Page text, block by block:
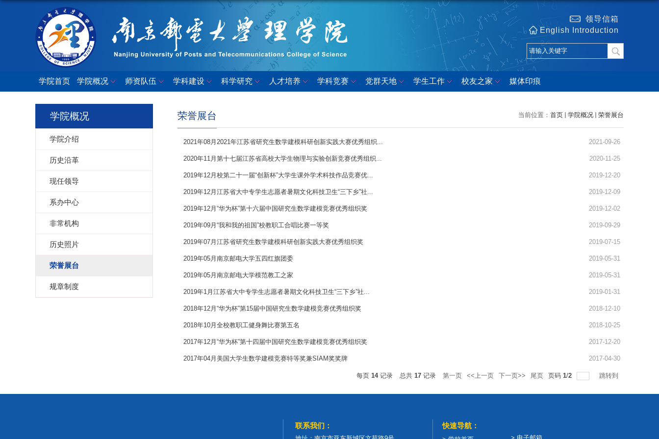
领导信箱
English Introduction
学院首页 学院概况 师资队伍 学科建设 科学研究 人才培养 学科竞赛 党群天地 学生工作 校友之家 媒体印痕
学院概况
学院介绍
历史沿革
现任领导
系办中心
非常机构
历史照片
荣誉展台
规章制度
当前位置： 首页 学院概况 荣誉展台
荣誉展台
2021年08月2021年江苏省研究生数学建模科研创新实践大赛优秀组织... 2021-09-26
2020年11月第十七届江苏省高校大学生物理与实验创新竞赛优秀组织... 2020-11-25
2019年12月校第二十一届“创新杯”大学生课外学术科技作品竞赛优... 2019-12-20
2019年12月江苏省大中专学生志愿者暑期文化科技卫生“三下乡”社... 2019-12-09
2019年12月“华为杯”第十六届中国研究生数学建模竞赛优秀组织奖 2019-12-02
2019年09月“我和我的祖国”校教职工合唱比赛一等奖 2019-09-29
2019年07月江苏省研究生数学建模科研创新实践大赛优秀组织奖 2019-07-15
2019年05月南京邮电大学五四红旗团委 2019-05-31
2019年05月南京邮电大学模范教工之家 2019-05-31
2019年1月江苏省大中专学生志愿者暑期文化科技卫生“三下乡”社... 2019-01-31
2018年12月“华为杯”第15届中国研究生数学建模竞赛优秀组织奖 2018-12-10
2018年10月全校教职工健身舞比赛第五名 2018-10-25
2017年12月“华为杯”第十四届中国研究生数学建模竞赛优秀组织奖 2017-12-20
2017年04月美国大学生数学建模竞赛特等奖兼SIAM奖奖牌 2017-04-30
每页 14记录 总共 17 记录 第一页 <<上一页 下一页>> 尾页 页码 1/2 跳转到
快速导航：
联系我们：